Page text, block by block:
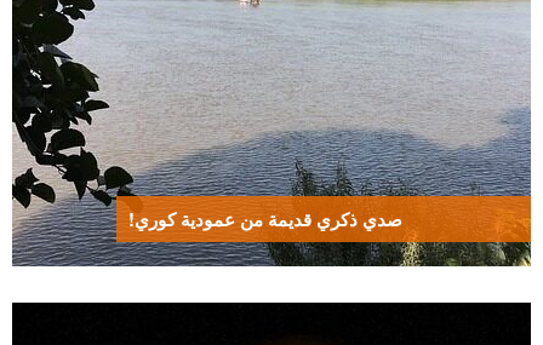
صدي ذكري قديمة من عمودية كوري!